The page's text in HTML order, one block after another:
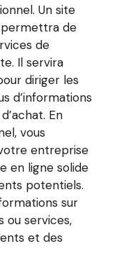
Un site
de
de
Il servira
diriger les
d’informations
En
vous
entreprise
en ligne solide
potentiels.
sur
ou services,
et des